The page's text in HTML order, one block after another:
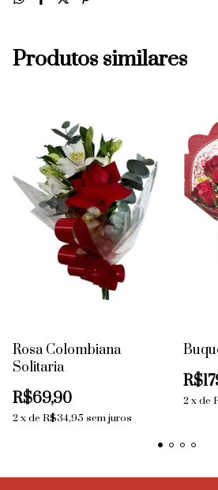
Produtos similares
Rosa Colombiana
Solitaria
R$69,90
2 xde R$34,95sem juros
2 xde